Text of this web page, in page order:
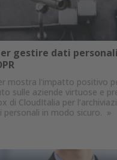
gestire dati
mostra l'impatto positivo
sulle aziende virtuose e
di CloudItalia per
personali in modo sicuro. »